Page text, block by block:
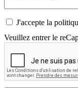
J'accepte la
Veuillez entrer le